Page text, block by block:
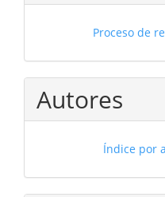
Proceso de
Autores
Índice por